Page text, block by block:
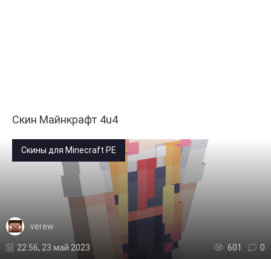
Скин Майнкрафт 4u4
Скины для Minecraft PE
verew
22:56, 23 май 2023 601 0